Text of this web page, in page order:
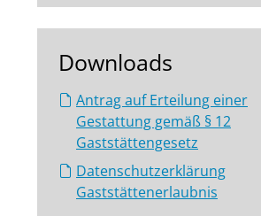
Downloads
Antrag auf Erteilung einer
Gestattung gemäß § 12
Gaststättengesetz
Datenschutzerklärung
Gaststättenerlaubnis